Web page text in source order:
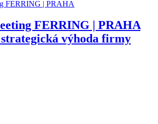
FERRING | PRAHA
výhoda firmy